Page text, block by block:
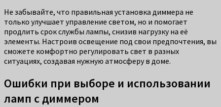
Не забывайте, что правильная установка диммера не
только улучшает управление светом, но и помогает
продлить срок службы лампы, снизив нагрузку на её
элементы. Настроив освещение под свои предпочтения, вы
сможете комфортно регулировать свет в разных
ситуациях, создавая нужную атмосферу в доме.
Ошибки при выборе и использовании
ламп с диммером